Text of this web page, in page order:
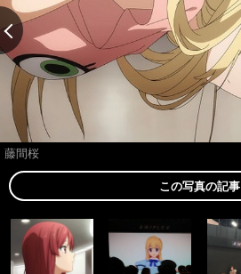
藤間桜
この写真の記事